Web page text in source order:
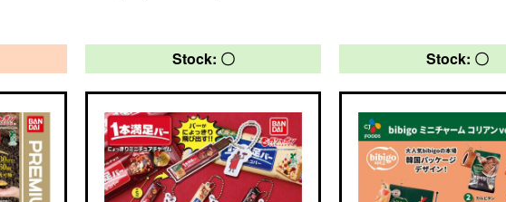
Stock: 〇 Stock: 〇